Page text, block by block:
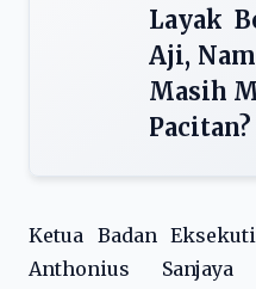
Layak
Aji,
Masih
Pacitan?
Ketua Badan
Anthonius Sanjaya